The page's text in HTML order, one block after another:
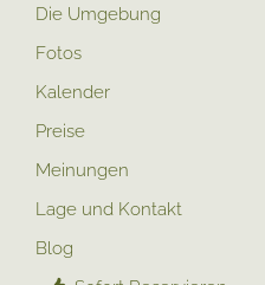
Die Umgebung
Fotos
Kalender
Preise
Meinungen
Lage und Kontakt
Blog